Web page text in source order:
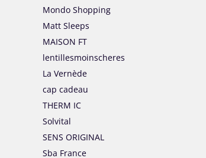
Mondo Shopping
Matt Sleeps
MAISON FT
lentillesmoinscheres
La Vernède
cap cadeau
THERM IC
Solvital
SENS ORIGINAL
Sba France